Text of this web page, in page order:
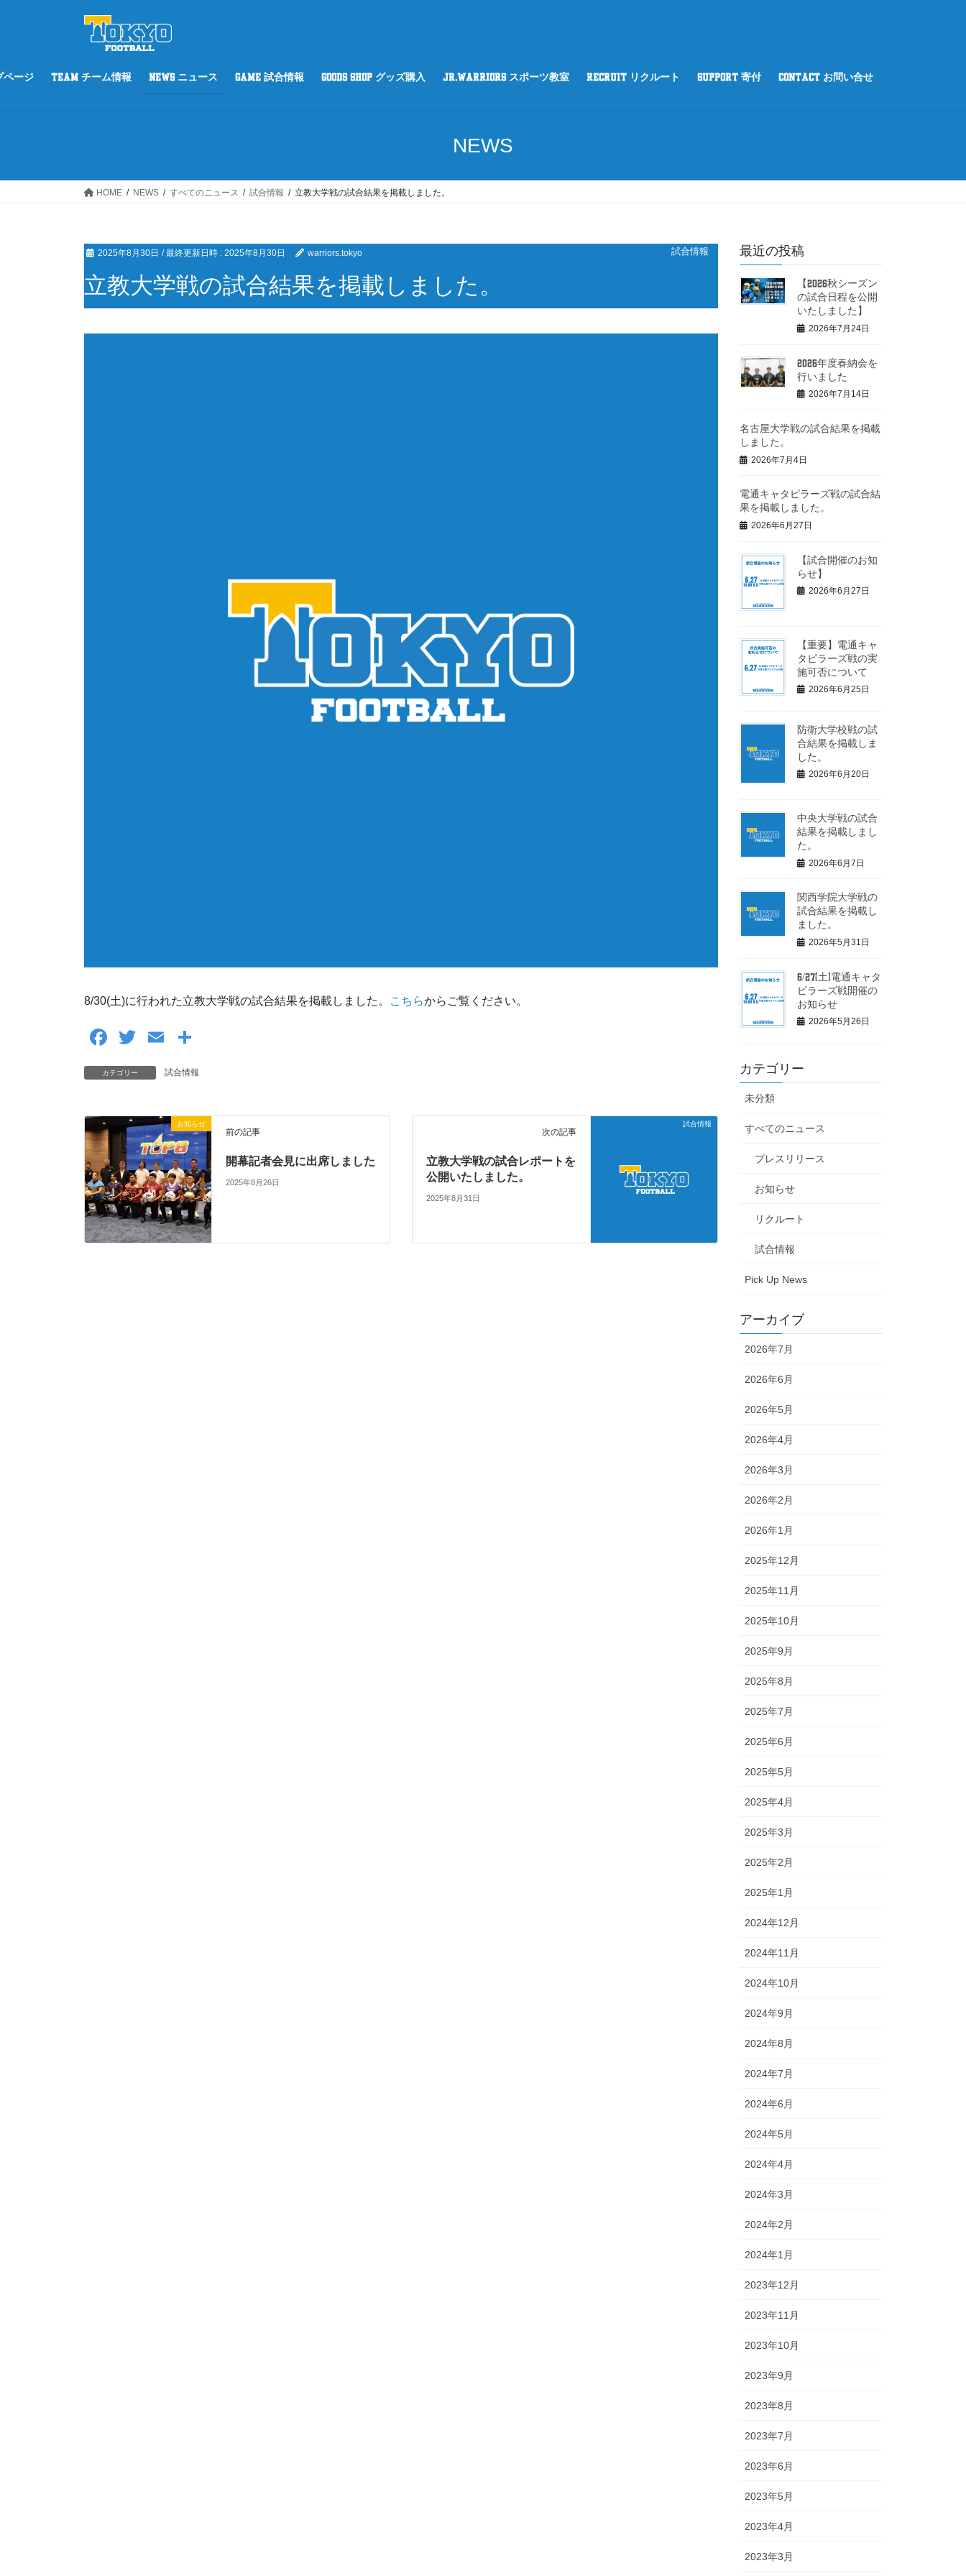
ツ
シページ TEAM チーム情報 NEWS ニュース GAME 試合情報 GOODS SHOP グッズ購入 Jr.WARRIORS スポーツ教室 RECRUIT リクルート SUPPORT 寄付 CONTACT お問い合せ
NEWS
HOME NEWS すべてのニュース 試合情報 立教大学戦の試合結果を掲載しました。
2025年8月30日 / 最終更新日時 : 2025年8月30日 warriors.tokyo 試合情報
立教大学戦の試合結果を掲載しました。
8/30(土)に行われた立教大学戦の試合結果を掲載しました。 こちらからご覧ください。
F
a
c
b
o
o
k
T
wi
tt
E
ail
カテゴリー 試合情報
お知らせ
前の記事
開幕記者会見に出席しました
2025年8月26日
試合情報
次の記事
立教大学戦の試合レポートを
公開いたしました。
2025年8月31日
最近の投稿
【2026秋シーズン
の試合日程を公開
いたしました】
2026年7月24日
2026年度春納会を
行いました
2026年7月14日
名古屋大学戦の試合結果を掲載
しました。
2026年7月4日
電通キャタピラーズ戦の試合結
果を掲載しました。
2026年6月27日
【試合開催のお知
らせ】
2026年6月27日
【重要】電通キャ
タピラーズ戦の実
施可否について
2026年6月25日
防衛大学校戦の試
合結果を掲載しま
した。
2026年6月20日
中央大学戦の試合
結果を掲載しまし
た。
2026年6月7日
関西学院大学戦の
試合結果を掲載し
ました。
2026年5月31日
6/27(土)電通キャタ
ピラーズ戦開催の
お知らせ
2026年5月26日
カテゴリー
未分類
すべてのニュース
プレスリリース
お知らせ
リクルート
試合情報
Pick Up News
アーカイブ
2026年7月
2026年6月
2026年5月
2026年4月
2026年3月
2026年2月
2026年1月
2025年12月
2025年11月
2025年10月
2025年9月
2025年8月
2025年7月
2025年6月
2025年5月
2025年4月
2025年3月
2025年2月
2025年1月
2024年12月
2024年11月
2024年10月
2024年9月
2024年8月
2024年7月
2024年6月
2024年5月
2024年4月
2024年3月
2024年2月
2024年1月
2023年12月
2023年11月
2023年10月
2023年9月
2023年8月
2023年7月
2023年6月
2023年5月
2023年4月
2023年3月